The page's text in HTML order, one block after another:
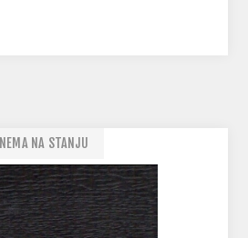
NEMA NA STANJU